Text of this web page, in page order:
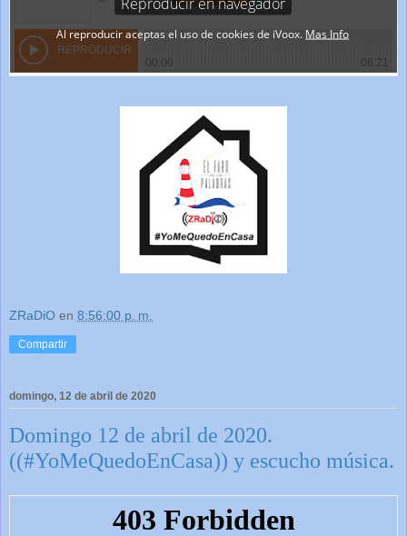
ZRaDiO en 8:56:00 p. m.
Compartir
domingo, 12 de abril de 2020
Domingo 12 de abril de 2020.
((#YoMeQuedoEnCasa)) y escucho música.